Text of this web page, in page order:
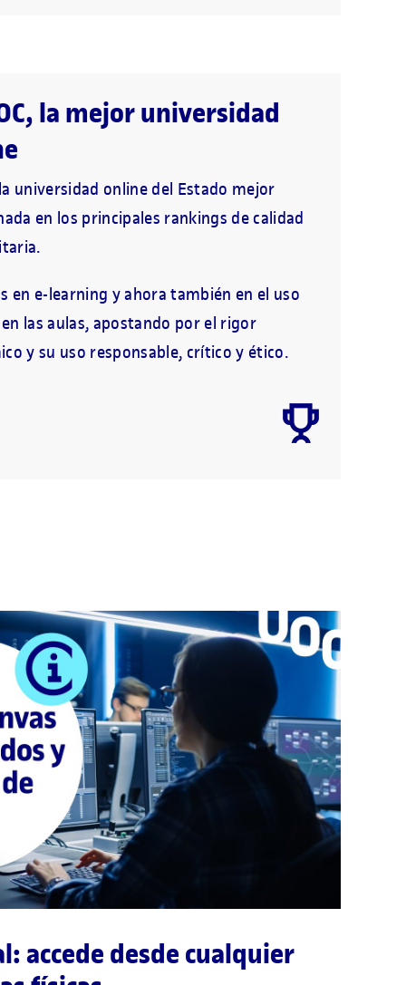
la mejor universidad
universidad online del Estado mejor
en los principales rankings de calidad
en e-learning y ahora también en el uso
en las aulas, apostando por el rigor
y su uso responsable, crítico y ético.
accede desde cualquier